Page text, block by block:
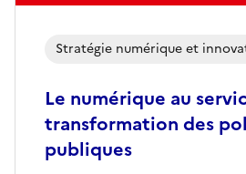
Stratégie numérique et
Le numérique au
transformation des
publiques